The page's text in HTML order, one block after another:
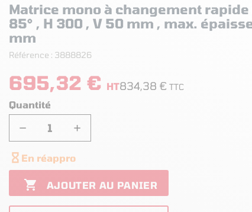
Matrice mono à changement
85° , H 300 , V 50 mm , max.
mm
Référence : 3888826
695,32 € HT834,38 € TTC
Quantité
− +
 En réappro
 AJOUTER AU PANIER